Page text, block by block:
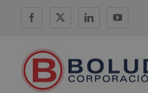
Facebook
X LinkedInYouTube